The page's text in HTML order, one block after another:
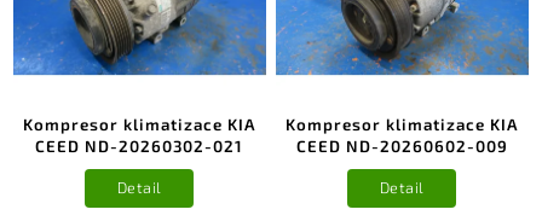
Kompresor klimatizace KIA
CEED ND-20260302-021
Detail
Kompresor klimatizace KIA
CEED ND-20260602-009
Detail